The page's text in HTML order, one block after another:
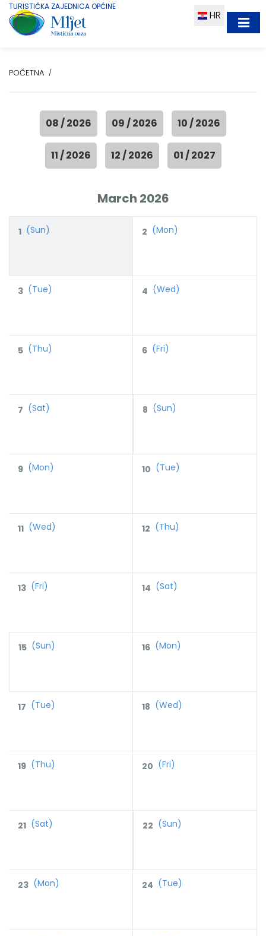
TURISTIČKA ZAJEDNICA OPĆINE
HR
POČETNA
08 / 2026 09 / 2026 10 / 2026
11 / 2026 12 / 2026 01 / 2027
March 2026
1 (Sun) 2 (Mon)
3 (Tue) 4 (Wed)
5 (Thu) 6 (Fri)
7 (Sat) 8 (Sun)
9 (Mon) 10 (Tue)
11 (Wed) 12 (Thu)
13 (Fri) 14 (Sat)
15 (Sun) 16 (Mon)
17 (Tue) 18 (Wed)
19 (Thu) 20 (Fri)
21 (Sat) 22 (Sun)
23 (Mon) 24 (Tue)